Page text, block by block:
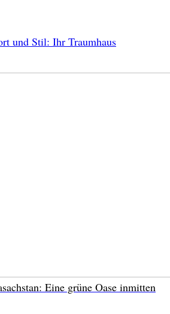
und Stil: Ihr Traumhaus
Eine grüne Oase inmitten